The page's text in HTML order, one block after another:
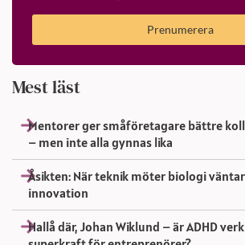
Prenumerera
Mest läst
Mentorer ger småföretagare bättre
– men inte alla gynnas lika
Åsikten: När teknik möter biologi
innovation
Hallå där, Johan Wiklund – är ADHD